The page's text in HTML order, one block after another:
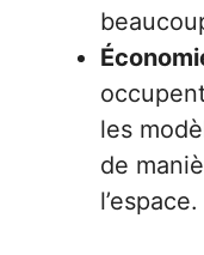
les
de
l’espace.